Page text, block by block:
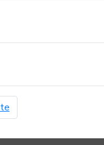
página siguiente